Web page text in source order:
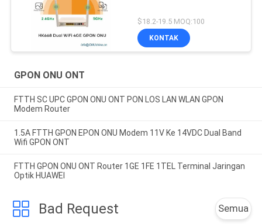
$18.2-19.5 MOQ:100
KONTAK
GPON ONU ONT
FTTH SC UPC GPON ONU ONT PON LOS LAN WLAN GPON
Modem Router
1.5A FTTH GPON EPON ONU Modem 11V Ke 14VDC Dual Band
Wifi GPON ONT
FTTH GPON ONU ONT Router 1GE 1FE 1TEL Terminal Jaringan
Optik HUAWEI
Bad Request Semua